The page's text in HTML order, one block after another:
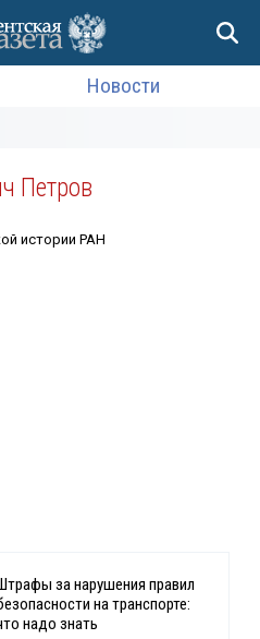
Новости
Петров
истории РАН
за нарушения правил
на транспорте:
надо знать